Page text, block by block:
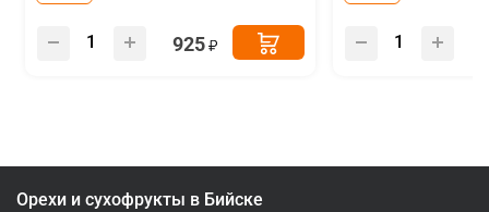
925
Орехи и сухофрукты в Бийске